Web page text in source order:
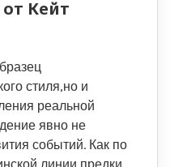
Кейт
стиля,но и
реальной
явно не
событий. Как по